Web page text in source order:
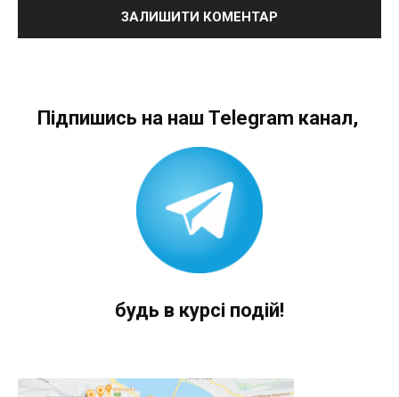
Підпишись на наш Telegram канал,
будь в курсі подій!